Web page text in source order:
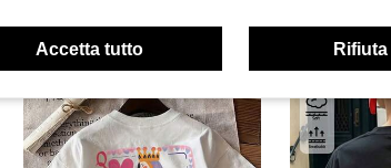
Accetta tutto